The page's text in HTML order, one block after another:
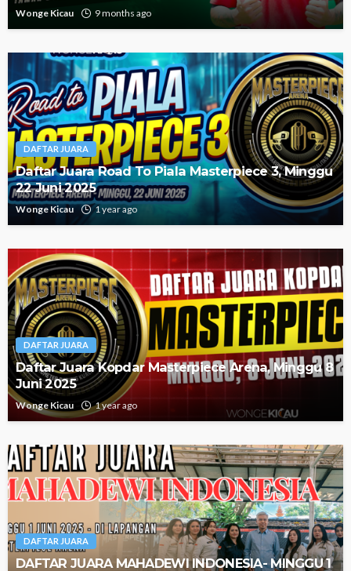
Wonge Kicau 9 months ago
DAFTAR JUARA
Daftar Juara Road To Piala Masterpiece 3, Minggu
22 Juni 2025
Wonge Kicau 1 year ago
DAFTAR JUARA
Daftar Juara Kopdar Masterpiece Arena, Minggu 8
Juni 2025
Wonge Kicau 1 year ago
DAFTAR JUARA
DAFTAR JUARA MAHADEWI INDONESIA- MINGGU 1